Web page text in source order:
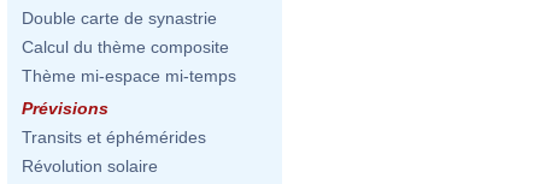
Double carte de synastrie
Calcul du thème composite
Thème mi-espace mi-temps
Prévisions
Transits et éphémérides
Révolution solaire